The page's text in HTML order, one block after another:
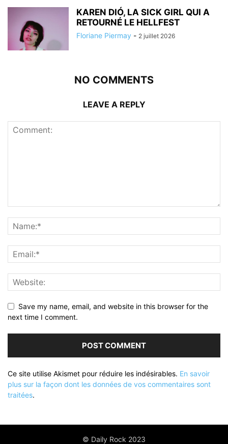
KAREN DIÓ, LA SICK GIRL QUI A
RETOURNÉ LE HELLFEST
Floriane Piermay - 2 juillet 2026
NO COMMENTS
LEAVE A REPLY
Save my name, email, and website in this browser for the
next time I comment.
Ce site utilise Akismet pour réduire les indésirables. En savoir
plus sur la façon dont les données de vos commentaires sont
traitées.
© Daily Rock 2023